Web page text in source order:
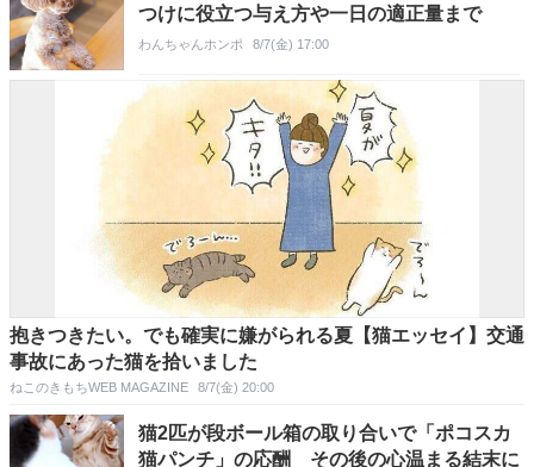
つけに役立つ与え方や一日の適正量まで
わんちゃんホンポ 8/7(金) 17:00
抱きつきたい。でも確実に嫌がられる夏【猫エッセイ】交通
事故にあった猫を拾いました
ねこのきもちWEB MAGAZINE 8/7(金) 20:00
猫2匹が段ボール箱の取り合いで「ポコスカ
猫パンチ」の応酬 その後の心温まる結末に